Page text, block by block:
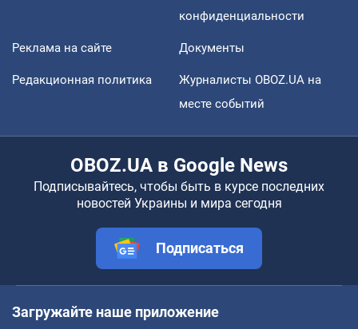
конфиденциальности
Реклама на сайте Документы
Редакционная политика
Журналисты OBOZ.UA на
месте событий
OBOZ.UA в Google News
Подписывайтесь, чтобы быть в курсе последних
новостей Украины и мира сегодня
Подписаться
Загружайте наше приложение